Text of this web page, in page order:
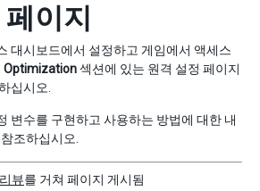
이지
대시보드에서 설정하고 게임에서 액세스
Optimization섹션에 있는 원격 설정 페이지
십시오.
변수를 구현하고 사용하는 방법에 대한 내
조하십시오.
뷰를 거쳐 페이지 게시됨